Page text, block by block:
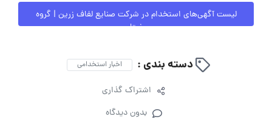
لیست آگهی‌های استخدام در شرکت صنایع لفاف زرین | گروه
نپتا
دسته بندی : اخبار استخدامی
اشتراک گذاری
بدون دیدگاه